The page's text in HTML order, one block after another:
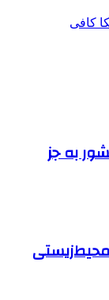
کافی
کشور به جز
محیط‌زیستی